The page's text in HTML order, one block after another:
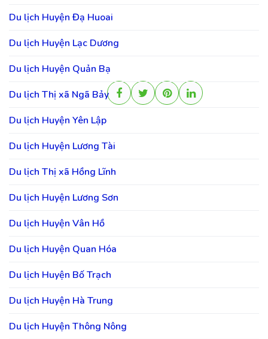
Du lịch Huyện Đạ Huoai
Du lịch Huyện Lạc Dương
Du lịch Huyện Quản Bạ
Du lịch Thị xã Ngã Bảy
Du lịch Huyện Yên Lập
Du lịch Huyện Lương Tài
Du lịch Thị xã Hồng Lĩnh
Du lịch Huyện Lương Sơn
Du lịch Huyện Vân Hồ
Du lịch Huyện Quan Hóa
Du lịch Huyện Bố Trạch
Du lịch Huyện Hà Trung
Du lịch Huyện Thông Nông